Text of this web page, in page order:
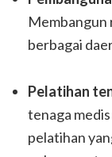
Membangun
berbagai
Pelatihan
tenaga
pelatihan